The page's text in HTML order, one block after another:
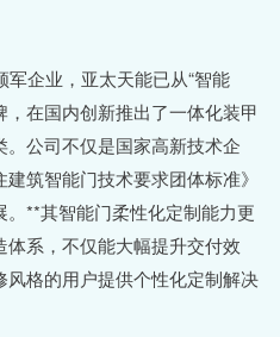
企业，亚太天能已从“智能
，在国内创新推出了一体化装甲
公司不仅是国家高新技术企
筑智能门技术要求团体标准》
**其智能门柔性化定制能力更
系，不仅能大幅提升交付效
格的用户提供个性化定制解决